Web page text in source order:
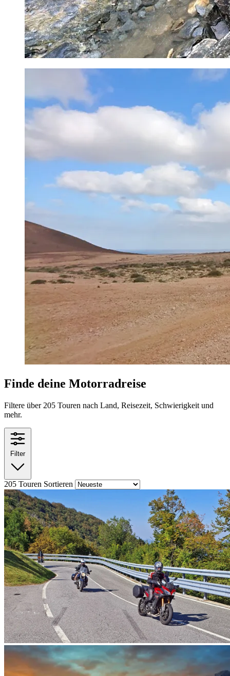
Finde deine Motorradreise
Filtere über 205 Touren nach Land, Reisezeit, Schwierigkeit und
mehr.
Filter
205 Touren Sortieren